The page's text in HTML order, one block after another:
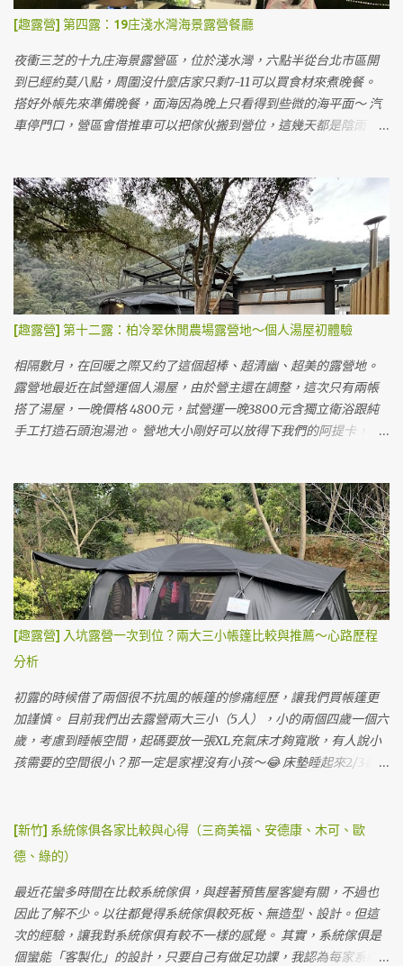
都有點受傷～💦 其實他們有提供護草墊可以自行取用，因為我們帳
太大這次沒用，如果用了應該走起來腳不會這麼痛～😂 風車區 滑雪
場前 搭好帳後，我們到園區參觀，這裡的營位價格包含門票價格所
以會看起來比較貴，可是如果早起的話整個小叮噹還沒營業就可以
在園區裡面晃啊晃，好像也是很值得？👀 包含五點關門後，其實也
都可以在園區內散步喔！（只是有些設施可能不會開） 光滑雪就玩
區 淋浴間 這裡的廁所跟淋浴設備都是流動廁所形式的，但不會覺得
太髒或太臭。 消失的下半身 壁虎人 😏 這個園區預定要用LINE預
定，沒有付訂金，現場才繳清露營款項。 露營的費用計算有點複
雜..... 💦 一晚露營費用1480元/帳 ( 2人)，加人500元/位（含門票，
營位費，停車費）。供應110V電源，須自備延長線約10米。3歲以下
不計費。以上是兩天一夜，如需續露，每人加收300元，再額外加上
營位費450元。有額外贈送下午茶卷一人一份。（但因為時間的關係
我們沒吃到，要在下午四點以前去領取） 費用看起來蠻複雜的，但
其實把它想成門票的話，就單純許多了！:) 第一天可以早上就開始
搭，隔天拔營只要在下午五點以前就可以了，不用趕在中午喔！所
以等於可以玩園區整整兩天。 整體上這個價格還算可以接受(門票一
天大人380元、小孩350元)，網路上說晚上會有飛機飛過的聲音是
[趣露營] 第四露：19庄淺水灣海景露營餐廳
夜衝三芝的十九庄海景露營區，位於淺水灣，六點半從台北市區開
到已經約莫八點，周圍沒什麼店家只剩7-11可以買食材來煮晚餐。
搭好外帳先來準備晚餐，面海因為晚上只看得到些微的海平面～ 汽
車停門口，營區會借推車可以把傢伙搬到營位，這幾天都是陰雨
旁邊的B3營位，結果改成A2營位直接面海，太幸福了！！本來想訂
結果被訂走才選B區側邊。 B3營位圖 這個營地蠻小的，最多就八個
營位，所以營主也沒打廣告，據說週週都客滿～（但剛好這週末天
氣差很多客人延期導致包場的我們～） 我們目前搭的這個是A2，旁
邊佔用了A3的桌子曬東西，A3看起來睡帳跟客廳得分開？ A3是黑色
墊子的那塊，看起來如果要放很大的帳也有點辛苦😂 B2有完整的雨
棚，一房一廳帳應該ＯＫ（但感覺像是阿提卡這種大帳會掉出來）
B1靠近海邊，也有完整的雨遮，長度也可以放一房一廳中等大小的
帳 B3與B4營位，都有地墊但沒有雨遮 價格以營地來說偏高，一晚
1500元，夜衝750元。只能用Line聯絡訂位，沒有露營樂跟愛露營
的管道，營主人很客氣，我們忘了帶湯勺還跟他借了三天。 0_0a 這
是我們第二次搭限量版黑色阿提卡，越來越熟練，兩個人約莫30分
A2營位側面，前面已經極限，再往前就要搭到步道了ＸＤ KZM阿提
卡的尺寸大概是3.6mx6.1m，我們的睡帳最後會有點掉出地墊，不過
不影響睡覺。寬度上真的很剛好，差點就要超過地墊跟雨遮柱，如
果比阿提卡寬的客廳帳可能會被擠到。 第一天晚餐，簡單加熱香腸
炒飯跟加熱阿桐阿寶四神湯當晚餐。（在車上已經餓到不行吃了粽
子） 夜衝晚餐隨便吃 帳內看電影解析度跟亮度都還算不錯 晚上喝酒
看電影，Q3投影機真的很實惠，3500元也堪用了，布幕直接用賣家
送的。 半夜睡覺，直接聽海浪與雨聲度過，道路飆車聲沒有想像中
的大聲（可能是因為下雨？） 第二天早晨雨停，營主的貓貓跑來撒
嬌，硬是在帳篷晃啊晃不走，最後被我們抱回它家。ＸＤ 直接海景
第一排 💞 雖然天氣陰陰的，但是海景還是很療癒，這裡是步道旁
邊，所以可以看到很多人走來走去。 營位前庭全景大概是這樣 早上
雨停天...
[趣露營] 第十二露：柏冷翠休閒農場露營地～個人湯屋初體驗
相隔數月，在回暖之際又約了這個超棒、超清幽、超美的露營地。
露營地最近在試營運個人湯屋，由於營主還在調整，這次只有兩帳
搭了湯屋，一晚價格 4800元，試營運一晚3800元含獨立衛浴跟純
手工打造石頭泡湯池。 營地大小剛好可以放得下我們的阿提卡，但
槽） 獨立湯池 柴火燒的時候要注意溫度計，當大於60度時就要打開
柴室通風，低溫的時候要關起來可以加速加熱速度，不過因為是柴
燒，水溫難免難控制，淋浴間使用水的時候要小心溫度。（如果外
面水溫60度的時候，裡面水也是60度水在調整） 營主主張讓大家自
己燒柴，自己泡湯自己燒～自己洗澡自己努力～所以要耐心燒大概
兩小時左右才夠泡湯。 因為試營運，營主有請小編幫忙燒柴的我
們，很幸福的做做樣子就可以泡湯，之後來可能就要認命了（？）
每個獨立湯屋營位都有雨遮，帳比較小的話不用怕收濕帳 一房一廳
阿提卡帳要橫的搭才搭得下 搭起來的感覺還不錯，有一半在採光罩
下，地上都有棧板 白天可以把沙發放在外面，享受山林的美好與大
甲溪的溪流聲。 視野優美的獨立湯屋營位 這個營位4800元一個晚上
其實很划算，與飯店不同的是我們真的是整天都在這裡，不僅僅睡
覺的時間在營位，白天看溪流，晚上泡湯看星星真的很幸福。 天氣
蠻多間，用起來也很乾淨。 蹲式馬桶 淋浴間 淋浴間很多間，但熱水
如果太多帳會來不及燒，建議來這邊的可以盡量下午就先洗澡，以
免晚上沒水洗澡（有些人會因為這樣給負評），但其實是因為先天
上這邊沒有天然氣管，要輸送天然氣很困難，目前電力燒的速度供
應三四十帳難免沒辦法跟上，還是建議露友能分散洗澡時間。 梳妝
台 硬體設備在上一篇文章 第六露：柏冷翠休閒農場～五星級庭園享
受露營週末 也都有分享，上次是泡大眾池，這次是泡湯屋。 泡湯池
[趣露營] 入坑露營一次到位？兩大三小帳篷比較與推薦～心路歷程
分析
初露的時候借了兩個很不抗風的帳篷的慘痛經歷，讓我們買帳篷更
加謹慎。 目前我們出去露營兩大三小（5人），小的兩個四歲一個六
歲，考慮到睡帳空間，起碼要放一張XL充氣床才夠寬敞，有人說小
孩需要的空間很小？那一定是家裡沒有小孩～😂 床墊睡起來2/3都是
們一定要買放得下XL的帳篷。（不然我覺得我要去睡帳篷外了😒）
在考慮睡帳跟客廳分開買還是一起，有幾個考量是...我們的小孩都偏
冬天真的比較暖和，後來我們還是針對一房一廳帳看。 另外，如果
一次就搭好也是挺方便的，不用分兩帳搭，光搞小孩就來不及了...
（不知道為什麼常常有人會在最緊急時候想尿尿...😅） 一開始長輩
推薦Coleman跟Snowpeak，畢竟大牌子還是比較有保障，不管是防
[新竹] 系統傢俱各家比較與心得（三商美福、安德康、木可、歐
德、綠的）
最近花蠻多時間在比較系統傢俱，與趕著預售屋客變有關，不過也
因此了解不少。以往都覺得系統傢俱較死板、無造型、設計。但這
次的經驗，讓我對系統傢俱有較不一樣的感覺。 其實，系統傢俱是
個蠻能「客製化」的設計，只要自己有做足功課，我認為每家系統